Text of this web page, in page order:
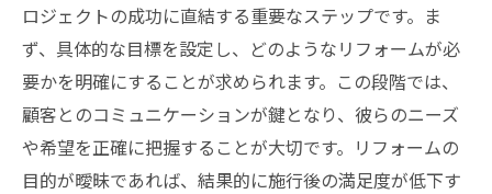
ロジェクトの成功に直結する重要なステップです。ま
ず、具体的な目標を設定し、どのようなリフォームが必
要かを明確にすることが求められます。この段階では、
顧客とのコミュニケーションが鍵となり、彼らのニーズ
や希望を正確に把握することが大切です。リフォームの
目的が曖昧であれば、結果的に施行後の満足度が低下す